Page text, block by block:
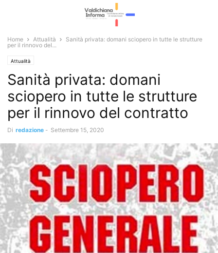
Home Attualità
Sanità privata: domani sciopero in tutte le strutture
per il rinnovo del...
Attualità
Sanità privata: domani
sciopero in tutte le strutture
per il rinnovo del contratto
Di redazione - Settembre 15, 2020